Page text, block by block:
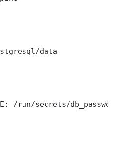
data
/run/secrets/